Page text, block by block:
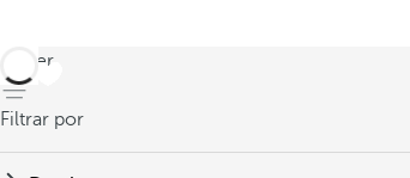
volver
Filtrar por